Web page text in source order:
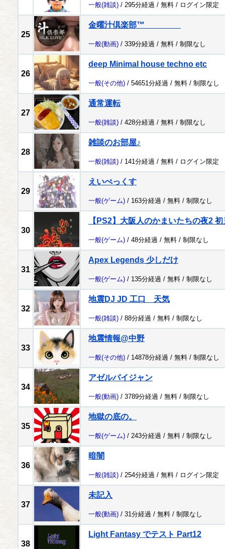
一般(雑談) / 295分経過 / 無料 / ログイン限定
25
金曜汁倶楽部™
一般(動画) / 339分経過 / 無料 / 制限なし
26
deep Minimal house techno etc
一般(その他) / 54651分経過 / 無料 / 制限なし
27
通常運転
一般(雑談) / 428分経過 / 無料 / 制限なし
28
雑談のお部屋♪
一般(雑談) / 141分経過 / 無料 / ログイン限定
29
えいぺっくす
一般(ゲーム) / 163分経過 / 無料 / 制限なし
30
【PS2】大阪人のかまいたちの夜2 初
一般(ゲーム) / 48分経過 / 無料 / 制限なし
31
Apex Legends 少しだけ
一般(ゲーム) / 135分経過 / 無料 / 制限なし
32
地震DJ JD 工口 天気
一般(雑談) / 88分経過 / 無料 / 制限なし
33
地震情報@中野
一般(その他) / 14878分経過 / 無料 / 制限なし
34
アゼルバイジャン
一般(動画) / 3789分経過 / 無料 / 制限なし
35
地獄の底の。
一般(ゲーム) / 243分経過 / 無料 / 制限なし
36
暗闇
一般(雑談) / 254分経過 / 無料 / ログイン限定
37
未記入
一般(動画) / 31分経過 / 無料 / 制限なし
38
Light Fantasy でテスト Part12